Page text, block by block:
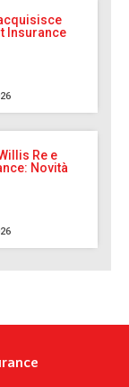
Insurance
Re e
Novità